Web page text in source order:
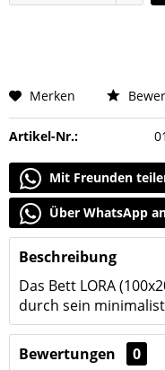
Merken
Artikel-Nr.:
Mit Freunden
Über WhatsApp
Beschreibung
Das Bett LORA
durch sein
Bewertungen
0